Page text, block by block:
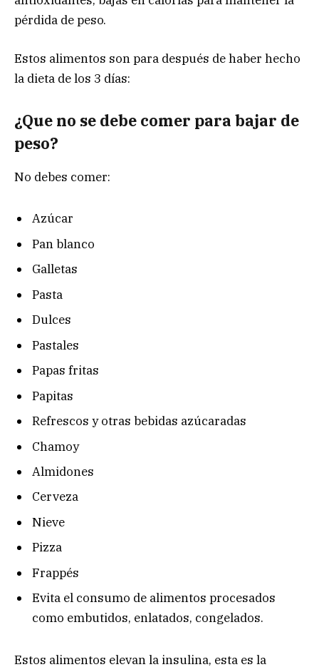
pérdida de peso.
Estos alimentos son para después de haber hecho
la dieta de los 3 días:
¿Que no se debe comer para bajar de
peso?
No debes comer:
Azúcar
Pan blanco
Galletas
Pasta
Dulces
Pastales
Papas fritas
Papitas
Refrescos y otras bebidas azúcaradas
Chamoy
Almidones
Cerveza
Nieve
Pizza
Frappés
Evita el consumo de alimentos procesados
como embutidos, enlatados, congelados.
Estos alimentos elevan la insulina, esta es la